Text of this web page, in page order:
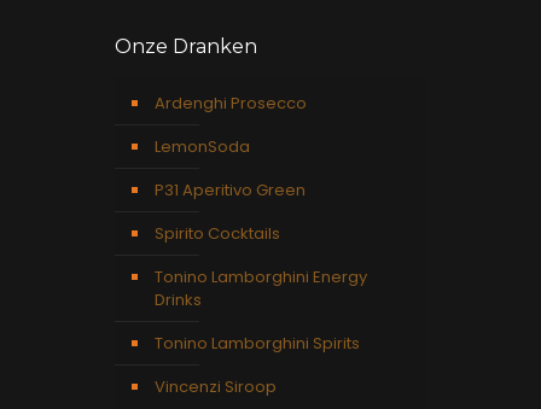
Onze Dranken
Ardenghi Prosecco
LemonSoda
P31 Aperitivo Green
Spirito Cocktails
Tonino Lamborghini Energy
Drinks
Tonino Lamborghini Spirits
Vincenzi Siroop